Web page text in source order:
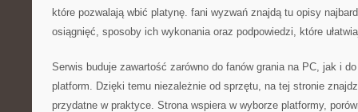
które pozwalają wbić platynę. fani wyzwań znajdą tu opisy
osiągnięć, sposoby ich wykonania oraz podpowiedzi, które
Serwis buduje zawartość zarówno do fanów grania na PC, jak i
platform. Dzięki temu niezależnie od sprzętu, na tej stronie
przydatne w praktyce. Strona wspiera w wyborze platformy,